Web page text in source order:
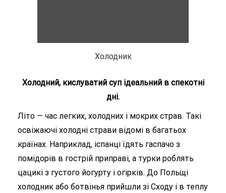
Холодник
Холодний, кислуватий суп ідеальний в спекотні
дні.
Літо — час легких, холодних і мокрих страв. Такі
освіжаючі холодні страви відомі в багатьох
країнах. Наприклад, іспанці їдять гаспачо з
помідорів в гострій приправі, а турки роблять
цацикі з густого йогурту і огірків. До Польщі
холодник або ботвінья прийшли зі Сходу і в теплу